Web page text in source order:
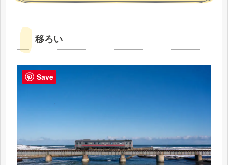
移ろい
Save